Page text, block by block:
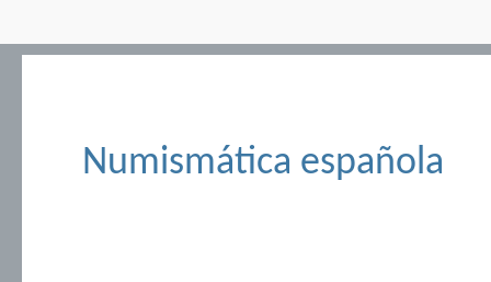
Numismática española